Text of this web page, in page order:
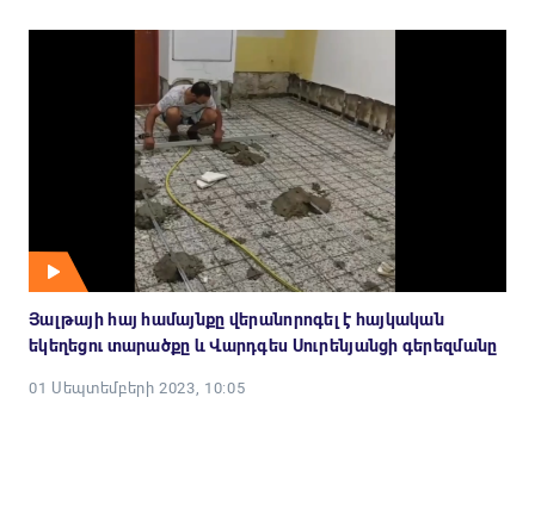
Յալթայի հայ համայնքը վերանորոգել է հայկական
եկեղեցու տարածքը և Վարդգես Սուրենյանցի գերեզմանը
01 Սեպտեմբերի 2023, 10:05